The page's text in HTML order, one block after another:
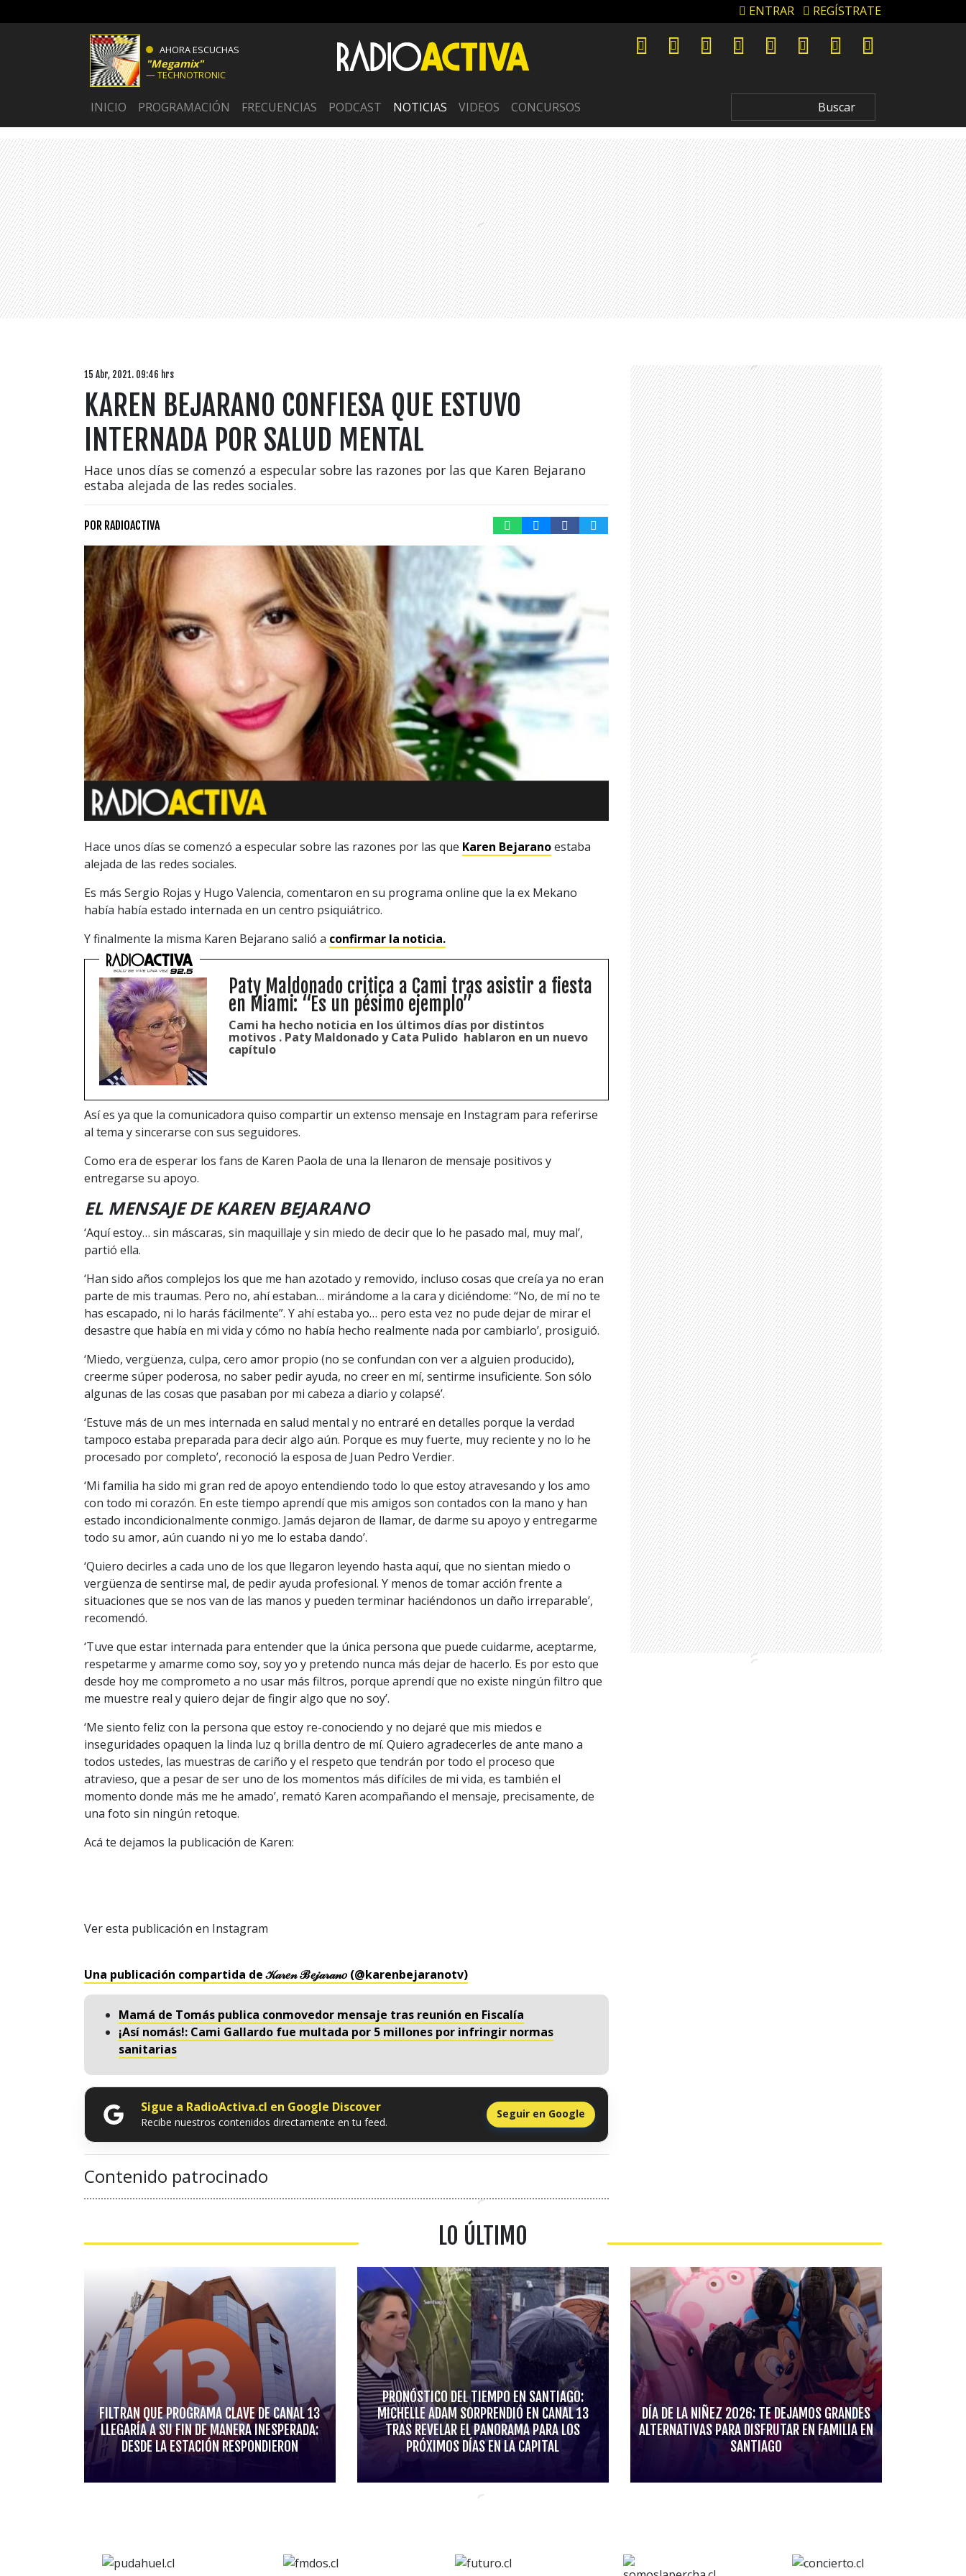
ENTRAR REGÍSTRATE
AHORA ESCUCHAS
Megamix
TECHNOTRONIC
INICIO PROGRAMACIÓN FRECUENCIAS PODCAST NOTICIAS VIDEOS CONCURSOS
15 Abr, 2021. 09:46 hrs
KAREN BEJARANO CONFIESA QUE ESTUVO
INTERNADA POR SALUD MENTAL
Hace unos días se comenzó a especular sobre las razones por las que Karen Bejarano
estaba alejada de las redes sociales.
POR RADIOACTIVA
Hace unos días se comenzó a especular sobre las razones por las que Karen Bejaranoestaba
alejada de las redes sociales.
Es más Sergio Rojas y Hugo Valencia, comentaron en su programa online que la ex Mekano
había había estado internada en un centro psiquiátrico.
Y finalmente la misma Karen Bejarano salió a confirmar la noticia.
Paty Maldonado critica a Cami tras asistir a fiesta
en Miami: “Es un pésimo ejemplo”
Cami ha hecho noticia en los últimos días por distintos
motivos . Paty Maldonado y Cata Pulido hablaron en un nuevo
capítulo
Así es ya que la comunicadora quiso compartir un extenso mensaje en Instagram para referirse
al tema y sincerarse con sus seguidores.
Como era de esperar los fans de Karen Paola de una la llenaron de mensaje positivos y
entregarse su apoyo.
EL MENSAJE DE KAREN BEJARANO
‘Aquí estoy… sin máscaras, sin maquillaje y sin miedo de decir que lo he pasado mal, muy mal’,
partió ella.
‘Han sido años complejos los que me han azotado y removido, incluso cosas que creía ya no eran
parte de mis traumas. Pero no, ahí estaban… mirándome a la cara y diciéndome: “No, de mí no te
has escapado, ni lo harás fácilmente”. Y ahí estaba yo… pero esta vez no pude dejar de mirar el
desastre que había en mi vida y cómo no había hecho realmente nada por cambiarlo’, prosiguió.
‘Miedo, vergüenza, culpa, cero amor propio (no se confundan con ver a alguien producido),
creerme súper poderosa, no saber pedir ayuda, no creer en mí, sentirme insuficiente. Son sólo
algunas de las cosas que pasaban por mi cabeza a diario y colapsé’.
‘Estuve más de un mes internada en salud mental y no entraré en detalles porque la verdad
tampoco estaba preparada para decir algo aún. Porque es muy fuerte, muy reciente y no lo he
procesado por completo’, reconoció la esposa de Juan Pedro Verdier.
‘Mi familia ha sido mi gran red de apoyo entendiendo todo lo que estoy atravesando y los amo
con todo mi corazón. En este tiempo aprendí que mis amigos son contados con la mano y han
estado incondicionalmente conmigo. Jamás dejaron de llamar, de darme su apoyo y entregarme
todo su amor, aún cuando ni yo me lo estaba dando’.
‘Quiero decirles a cada uno de los que llegaron leyendo hasta aquí, que no sientan miedo o
vergüenza de sentirse mal, de pedir ayuda profesional. Y menos de tomar acción frente a
situaciones que se nos van de las manos y pueden terminar haciéndonos un daño irreparable’,
recomendó.
‘Tuve que estar internada para entender que la única persona que puede cuidarme, aceptarme,
respetarme y amarme como soy, soy yo y pretendo nunca más dejar de hacerlo. Es por esto que
desde hoy me comprometo a no usar más filtros, porque aprendí que no existe ningún filtro que
me muestre real y quiero dejar de fingir algo que no soy’.
‘Me siento feliz con la persona que estoy re-conociendo y no dejaré que mis miedos e
inseguridades opaquen la linda luz q brilla dentro de mí. Quiero agradecerles de ante mano a
todos ustedes, las muestras de cariño y el respeto que tendrán por todo el proceso que
atravieso, que a pesar de ser uno de los momentos más difíciles de mi vida, es también el
momento donde más me he amado’, remató Karen acompañando el mensaje, precisamente, de
una foto sin ningún retoque.
Acá te dejamos la publicación de Karen:
Ver esta publicación en Instagram
Una publicación compartida de 𝒦𝒶𝓇𝑒𝓃 ℬ𝑒𝒿𝒶𝓇𝒶𝓃𝑜 (@karenbejaranotv)
Mamá de Tomás publica conmovedor mensaje tras reunión en Fiscalía
¡Así nomás!: Cami Gallardo fue multada por 5 millones por infringir normas
sanitarias
Sigue a RadioActiva.cl en Google Discover
Recibe nuestros contenidos directamente en tu feed.
Seguir en Google
Contenido patrocinado
LO ÚLTIMO
FILTRAN QUE PROGRAMA CLAVE DE CANAL 13
LLEGARÍA A SU FIN DE MANERA INESPERADA:
DESDE LA ESTACIÓN RESPONDIERON
PRONÓSTICO DEL TIEMPO EN SANTIAGO:
MICHELLE ADAM SORPRENDIÓ EN CANAL 13
TRAS REVELAR EL PANORAMA PARA LOS
PRÓXIMOS DÍAS EN LA CAPITAL
DÍA DE LA NIÑEZ 2026: TE DEJAMOS GRANDES
ALTERNATIVAS PARA DISFRUTAR EN FAMILIA EN
SANTIAGO